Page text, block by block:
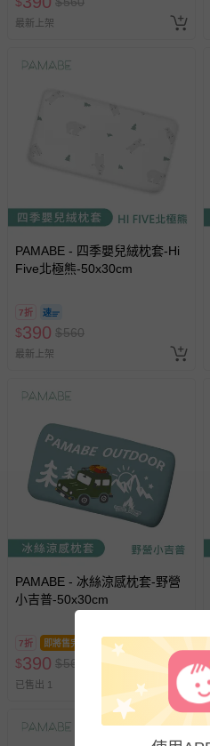
最新上架
PAMABE - 四季嬰兒絨枕套-Hi
Five北極熊-50x30cm
7折
$390 $560
最新上架
PAMABE - 冰絲涼感枕套-野營
小吉普-50x30cm
7折 即將售完
$390 $560
已售出 1